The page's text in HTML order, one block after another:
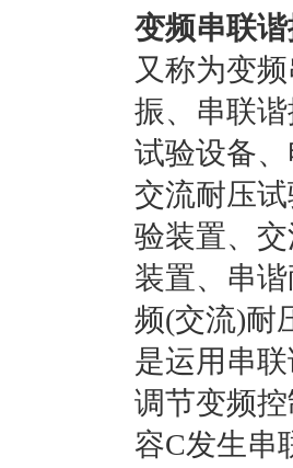
变频串联
又称为变
振、串联
试验设备
交流耐压
验装置、
装置、串
频(交流)耐
是运用串
调节变频
容C发生串